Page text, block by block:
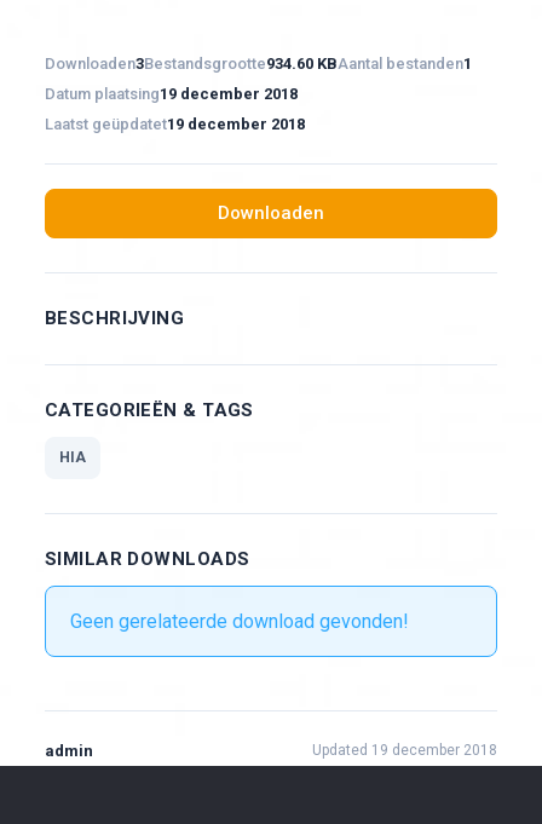
Downloaden3Bestandsgrootte934.60 KBAantal bestanden1
Datum plaatsing19 december 2018
Laatst geüpdatet19 december 2018
Downloaden
BESCHRIJVING
CATEGORIEËN & TAGS
HIA
SIMILAR DOWNLOADS
Geen gerelateerde download gevonden!
admin Updated 19 december 2018